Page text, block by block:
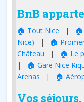
BnB
🏠 Tout Nice |
Nice) | 🏠
Château | 🏠 Le
|
🏠 Gare Nice
Arenas | 🏠
Vos